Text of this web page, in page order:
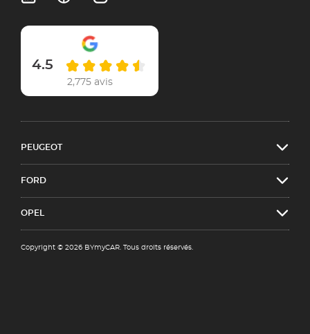
4.5
2,775 avis
PEUGEOT
FORD
OPEL
Copyright © 2026 BYmyCAR. Tous droits réservés.